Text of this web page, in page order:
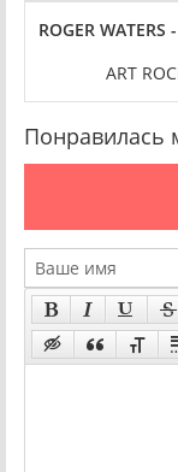
FLAC
HI-RES] (2023) FLAC
ROGER
ART
Понравилась